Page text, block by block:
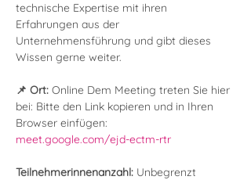
technische Expertise mit ihren
Erfahrungen aus der
Unternehmensführung und gibt dieses
Wissen gerne weiter.
📌 Ort: Online Dem Meeting treten Sie hier
bei: Bitte den Link kopieren und in Ihren
Browser einfügen:
meet.google.com/ejd-ectm-rtr
Teilnehmerinnenanzahl: Unbegrenzt